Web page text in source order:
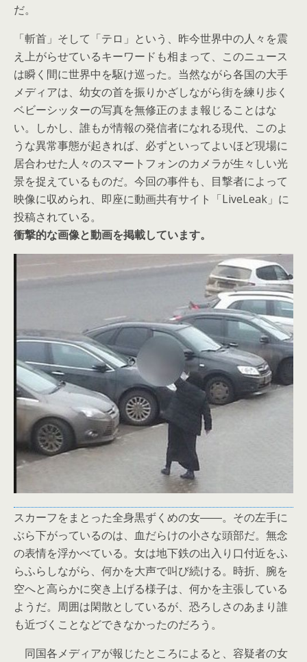
だ。
「斬首」そして「テロ」という、昨今世界中の人々を震
え上がらせているキーワードも相まって、このニュース
は瞬く間に世界中を駆け巡った。当然ながら各国の大手
メディアは、幼女の首を振りかざしながら街を練り歩く
ベビーシッターの写真を無修正のまま報じることはな
い。しかし、誰もが情報の発信者になれる現代、このよ
うな異常事態が起きれば、必ずといってよいほど現場に
居合わせた人々のスマートフォンのカメラが生々しい光
景を捉えているものだ。今回の事件も、目撃者によって
映像に収められ、即座に動画共有サイト「LiveLeak」に
投稿されている。
衝撃的な画像と動画を掲載しています。
スカーフをまとった全身黒ずくめの女――。その左手に
ぶら下がっているのは、血だらけの小さな頭部だ。無念
の表情を浮かべている。女は地下鉄の出入り口付近をふ
らふらしながら、何かを大声で叫び続ける。時折、腕を
空へと高らかに突き上げる様子は、何かを主張している
ようだ。周囲は閑散としているが、恐ろしさのあまり誰
も近づくことなどできなかったのだろう。
同国各メディアが報じたところによると、容疑者の女